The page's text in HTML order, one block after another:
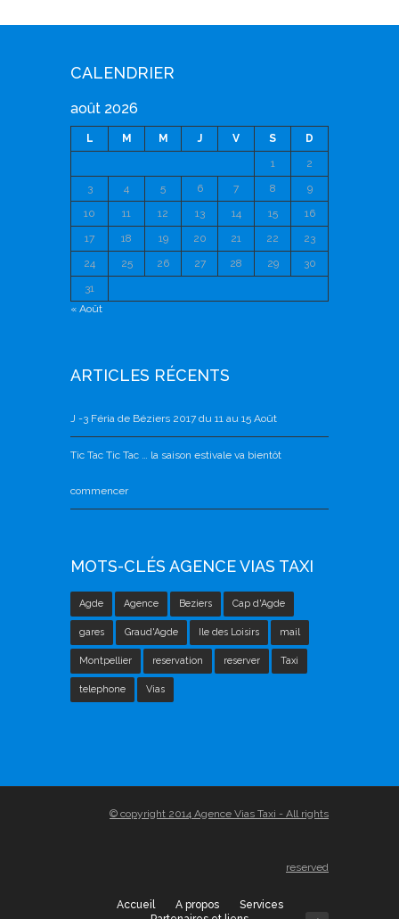
CALENDRIER
août 2026
L M M J V S D
« Août
1
2
3
4 5 6 7 8
9
10
11 12 13 14 15
16
17
18 19 20 21 22
23
24
25 26 27 28 29
30
31
ARTICLES RÉCENTS
J -3 Féria de Béziers 2017 du 11 au 15 Août
Tic Tac Tic Tac … la saison estivale va bientôt
commencer
MOTS-CLÉS AGENCE VIAS TAXI
Agde Agence Beziers Cap d'Agde
gares Graud'Agde Ile des Loisirs mail
Montpellier reservation reserver Taxi
telephone Vias
© copyright 2014 Agence Vias Taxi - All rights
reserved
Accueil A propos
Services